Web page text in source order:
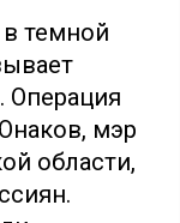
темной
Операция
мэр
области,